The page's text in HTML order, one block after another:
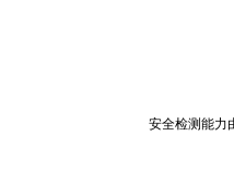
安全检测能力